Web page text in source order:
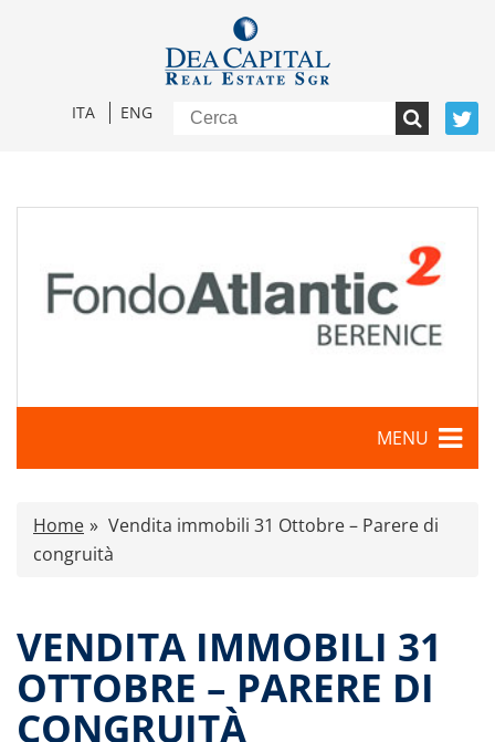
ITA ENG
MENU
Caratteristiche
Comunicati stampa
Relazioni di gestione e Resoconti intermedi
Governance
Assemblee
Home
Vendita immobili 31 Ottobre – Parere di
congruità
VENDITA IMMOBILI 31
OTTOBRE – PARERE DI
CONGRUITÀ